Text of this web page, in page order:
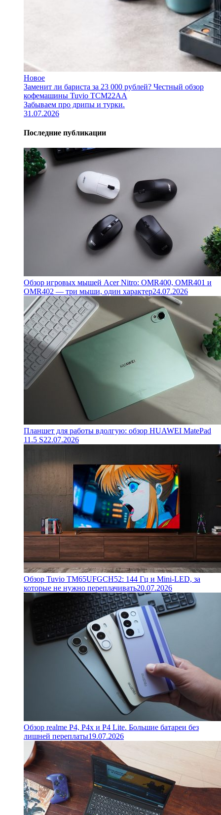
Новое
Заменит ли бариста за 23 000 рублей? Честный обзор
кофемашины Tuvio TCM22AA
Забываем про дрипы и турки.
31.07.2026
Последние публикации
Обзор игровых мышей Acer Nitro: OMR400, OMR401 и
OMR402 — три мыши, один характер24.07.2026
Планшет для работы вдолгую: обзор HUAWEI MatePad
11.5 S22.07.2026
Обзор Tuvio TM65UFGCH52: 144 Гц и Mini-LED, за
которые не нужно переплачивать20.07.2026
Обзор realme P4, P4x и P4 Lite. Большие батареи без
лишней переплаты19.07.2026